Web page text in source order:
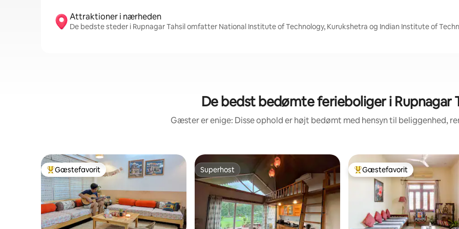
Attraktioner i nærheden
De bedste steder i Rupnagar Tahsil omfatter National Institute of Technology, Kurukshetra og Indian Institute of
De bedst bedømte ferieboliger i Rupnagar
Gæster er enige: Disse ophold er højt bedømt med hensyn til beliggenhed,
Bedste gæstefavorit
Gæstefavorit Superhost
Superhost Bedste gæstefavorit
Gæstefavorit